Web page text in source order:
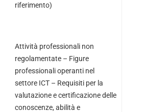
riferimento)
Attività professionali non
regolamentate – Figure
professionali operanti nel
settore ICT – Requisiti per la
valutazione e certificazione delle
conoscenze, abilità e